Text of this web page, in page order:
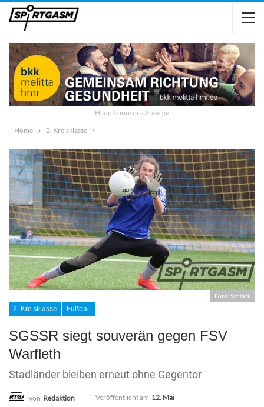
Hauptsponsor - Anzeige
Home
2. Kreisklasse
Foto: Schlack
2. Kreisklasse Fußball
SGSSR siegt souverän gegen FSV
Warfleth
Stadländer bleiben erneut ohne Gegentor
Von Redaktion Veröffentlicht am 12. Mai